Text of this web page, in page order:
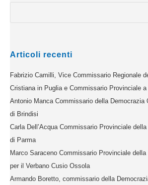
Articoli recenti
Fabrizio Camilli, Vice Commissario Regionale
Cristiana in Puglia e Commissario Provinciale
Antonio Manca Commissario della Democrazia
di Brindisi
Carla Dell’Acqua Commissario Provinciale
di Parma
Marco Saraceno Commissario Provinciale
per il Verbano Cusio Ossola
Armando Boretto, commissario della